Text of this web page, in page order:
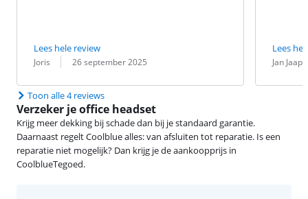
Lees hele review
Beoordeling door:
Joris
Datum: 26 september 2025
Lees
Jan Jaap
Datum:
Toon alle 4 reviews
Verzeker je office headset
Krijg meer dekking bij schade dan bij je standaard garantie.
Daarnaast regelt Coolblue alles: van afsluiten tot reparatie. Is een
reparatie niet mogelijk? Dan krijg je de aankoopprijs in
CoolblueTegoed.